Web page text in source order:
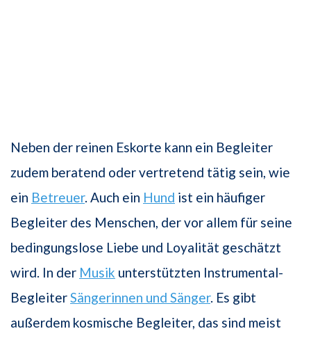
Neben der reinen Eskorte kann ein Begleiter
zudem beratend oder vertretend tätig sein, wie
ein Betreuer. Auch ein Hund ist ein häufiger
Begleiter des Menschen, der vor allem für seine
bedingungslose Liebe und Loyalität geschätzt
wird. In der Musik unterstützten Instrumental-
BegleiterSängerinnen und Sänger. Es gibt
außerdem kosmische Begleiter, das sind meist